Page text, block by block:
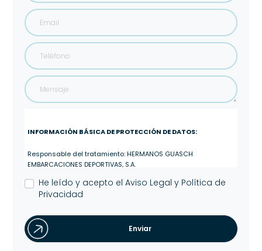
INFORMACIÓN BÁSICA DE PROTECCIÓN DE DATOS:
Responsable del tratamiento: HERMANOS GUASCH
EMBARCACIONES DEPORTIVAS, S.A.
Finalidad del tratamiento: Gestionar las consultas
planteadas.
Legitimación del tratamiento: Interés legítimo y
consentimiento del interesado/a.
He leído y acepto el Aviso Legal y Política de
Privacidad
Enviar